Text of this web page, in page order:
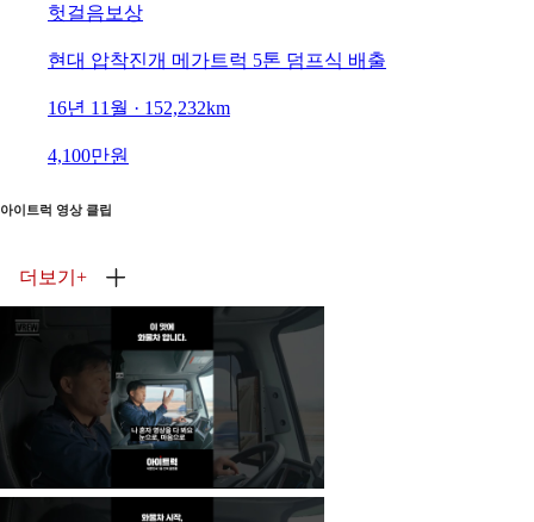
헛걸음보상
현대 압착진개 메가트럭 5톤 덤프식 배출
16년 11월 · 152,232km
4,100만원
아이트럭 영상 클립
더보기 +